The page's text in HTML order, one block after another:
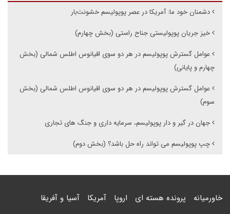
دشمنان خود ما: آمریکا در عصر پوپولیسم خشونت‌بار
خیز جریان پوپولیستی جناح راستی (بخش چهارم)
عوامل گسترش پوپولیسم در هر دو سوی اقیانوس اطلس شمالی (بخش
چهارم و پایانی)
عوامل گسترش پوپولیسم در هر دو سوی اقیانوس اطلس شمالی (بخش
سوم)
جهان در گیر و دار پوپولیسم، سرمایه داری و جنگ های تجاری
چپ پوپولیسم می تواند راه حل باشد؟ (بخش دوم)
خاورمیانه پرونده هسته ای اروپا آمریکا آسیا و آفریقا